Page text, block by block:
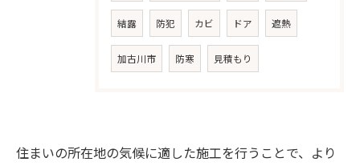
結露 防犯 カビ ドア 遮熱
加古川市 防寒 見積もり
住まいの所在地の気候に適した施工を行うことで、より